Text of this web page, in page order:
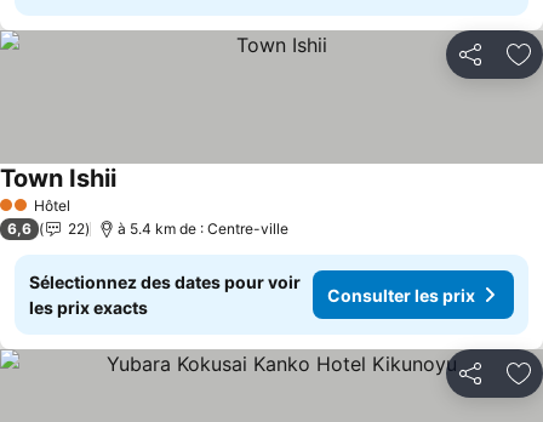
Partager
2 Étoiles
Hôtel
Town Ishii
6,6 22 à 5.4 km de : Centre-ville
Sélectionnez des dates pour voir
les prix exacts
Consulter les prix
Partager